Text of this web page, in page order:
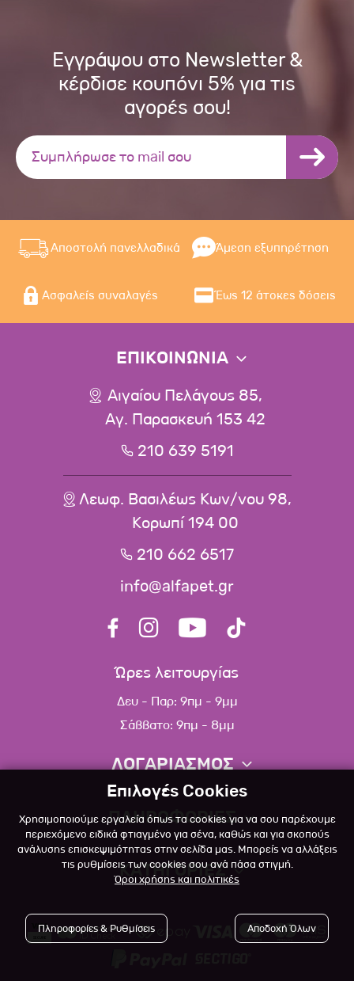
Εγγράψου στο Newsletter &
κέρδισε κουπόνι 5% για τις
αγορές σου!
Αποστολή πανελλαδικά Άμεση εξυπηρέτηση
Ασφαλείς συναλαγές Έως 12 άτοκες δόσεις
ΕΠΙΚΟΙΝΩΝΙΑ
Αιγαίου Πελάγους 85,
Αγ. Παρασκευή 153 42
210 639 5191
Λεωφ. Βασιλέως Κων/νου 98,
Κορωπί 194 00
210 662 6517
info@alfapet.gr
Ώρες λειτουργίας
Δευ - Παρ: 9πμ - 9μμ
Σάββατο: 9πμ - 8μμ
ΛΟΓΑΡΙΑΣΜΟΣ
Πληροφορίες λογαριασμού
Λίστα αγαπημένων
Πολιτική επιστροφών
ΠΛΗΡΟΦΟΡΙΕΣ
Σχετικά
Επικοινωνία
Blog
Όροι Χρήσης
Πολιτική Απορρήτου
ΚΑΤΗΓΟΡΙΕΣ
Επιλογές Cookies
Χρησιμοποιούμε εργαλεία όπως τα cookies για να σου παρέχουμε
περιεχόμενο ειδικά φτιαγμένο για σένα, καθώς και για σκοπούς
ανάλυσης επισκεψιμότητας στην σελίδα μας. Μπορείς να αλλάξεις
τις ρυθμίσεις των cookies σου ανά πάσα στιγμή.
Όροι χρήσης και πολιτικές
Πληροφορίες & Ρυθμίσεις Αποδοχή Όλων